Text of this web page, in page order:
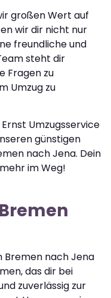
großen Wert auf
wir dir nicht nur
freundliche und
steht dir
Fragen zu
Umzug zu
Umzugsservice
günstigen
nach Jena. Dein
im Weg!
Bremen nach Jena
das dir bei
zuverlässig zur